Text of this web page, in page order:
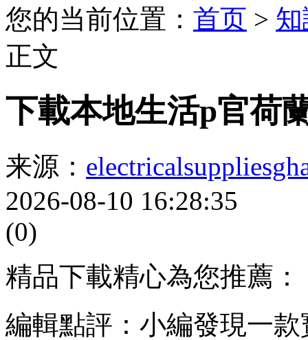
您的当前位置： 首页 >
正文
下載本地生活p官荷
来源：
2026-08-10 16:28:35
(0)
精品下載精心為您推薦：
編輯點評：小編發現一